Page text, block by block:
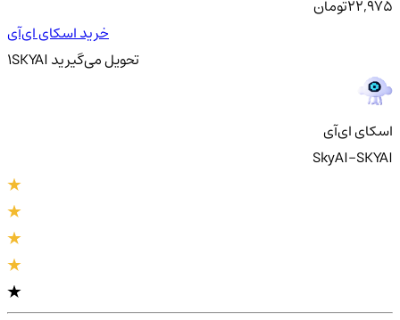
22,975تومان
خرید اسکای ای‌آی
1SKYAI تحویلمی‌گیرید
اسکای ای‌آی
SkyAI-SKYAI